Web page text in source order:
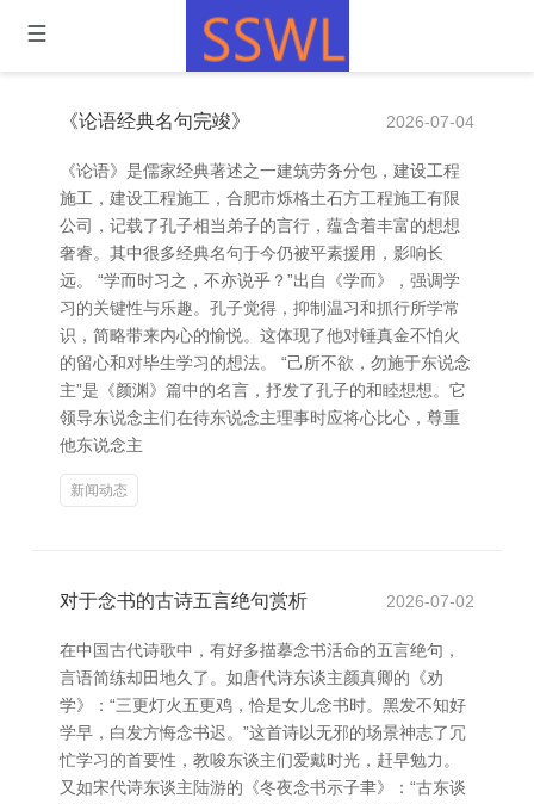
《论语经典名句完竣》 2026-07-04
《论语》是儒家经典著述之一建筑劳务分包，建设工程
施工，建设工程施工，合肥市烁格土石方工程施工有限
公司，记载了孔子相当弟子的言行，蕴含着丰富的想想
奢睿。其中很多经典名句于今仍被平素援用，影响长
远。 “学而时习之，不亦说乎？”出自《学而》，强调学
习的关键性与乐趣。孔子觉得，抑制温习和抓行所学常
识，简略带来内心的愉悦。这体现了他对锤真金不怕火
的留心和对毕生学习的想法。 “己所不欲，勿施于东说念
主”是《颜渊》篇中的名言，抒发了孔子的和睦想想。它
领导东说念主们在待东说念主理事时应将心比心，尊重
他东说念主
新闻动态
对于念书的古诗五言绝句赏析 2026-07-02
在中国古代诗歌中，有好多描摹念书活命的五言绝句，
言语简练却田地久了。如唐代诗东谈主颜真卿的《劝
学》：“三更灯火五更鸡，恰是女儿念书时。黑发不知好
学早，白发方悔念书迟。”这首诗以无邪的场景神志了冗
忙学习的首要性，教唆东谈主们爱戴时光，赶早勉力。
又如宋代诗东谈主陆游的《冬夜念书示子聿》：“古东谈